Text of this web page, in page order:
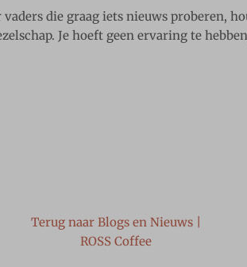
die graag iets nieuws proberen,
Je hoeft geen ervaring te
Terug naar Blogs en Nieuws |
ROSS Coffee